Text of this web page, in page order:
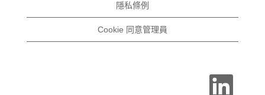
隱私條例
Cookie 同意管理員
在
新